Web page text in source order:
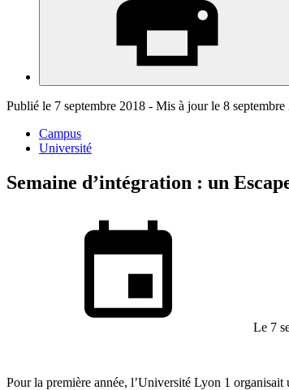
Publié le 7 septembre 2018 - Mis à jour le 8 septembre
Campus
Université
Semaine d’intégration : un
Le 7
Pour la première année, l’Université Lyon 1